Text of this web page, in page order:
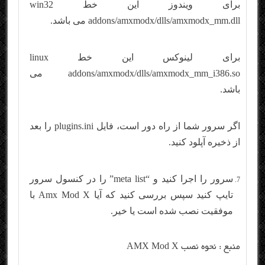
برای ویندوز این خط win32
addons/amxmodx/dlls/amxmodx_mm.dll می باشد.
برای لینوکس این خط linux
addons/amxmodx/dlls/amxmodx_mm_i386.so می
باشد.
اگر سرور شما از راه دور است، فایل plugins.ini را بعد
از ذخیره آپلود کنید.
سرور را اجرا کنید و “meta list” را در کنسول سرور
تایپ کنید سپس بررسی کنید که آیا Amx Mod X با
موفقیت نصب شده است یا خیر.
منبع : نحوه نصب AMX Mod X